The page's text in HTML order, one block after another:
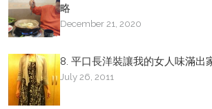
略
December 21, 2020
8. 平口長洋裝讓我的女人味滿出
July 26, 2011